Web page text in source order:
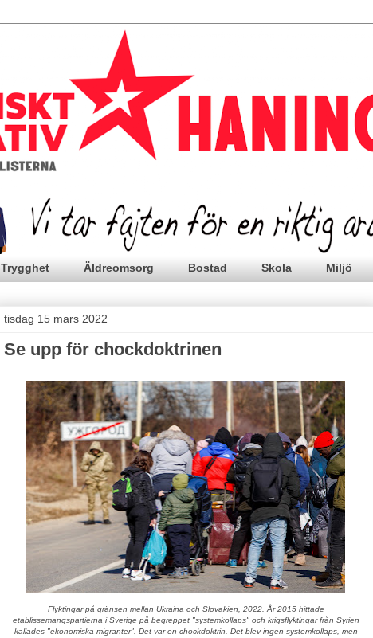
Trygghet Äldreomsorg Bostad Skola Miljö
tisdag 15 mars 2022
Se upp för chockdoktrinen
Flyktingar på gränsen mellan Ukraina och Slovakien, 2022. År 2015 hittade
etablissemangspartierna i Sverige på begreppet "systemkollaps" och krigsflyktingar från Syrien
kallades "ekonomiska migranter". Det var en chockdoktrin. Det blev ingen systemkollaps, men